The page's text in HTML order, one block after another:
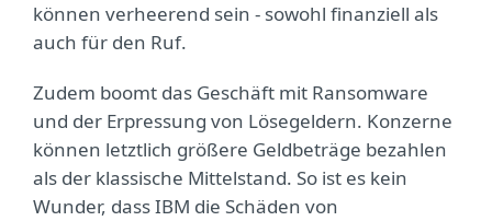
können verheerend sein - sowohl finanziell als
auch für den Ruf.
Zudem boomt das Geschäft mit Ransomware
und der Erpressung von Lösegeldern. Konzerne
können letztlich größere Geldbeträge bezahlen
als der klassische Mittelstand. So ist es kein
Wunder, dass IBM die Schäden von